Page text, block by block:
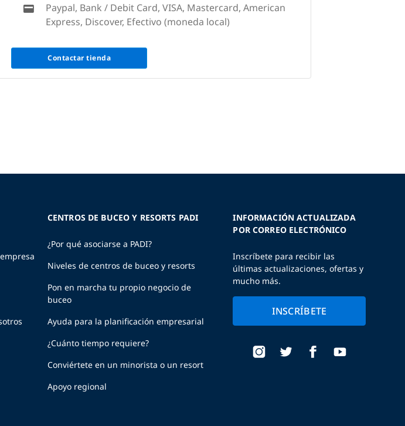
Paypal, Bank / Debit Card, VISA, Mastercard, American
Express, Discover, Efectivo (moneda local)
Contactar tienda
CENTROS DE BUCEO Y RESORTS PADI
¿Por qué asociarse a PADI?
Niveles de centros de buceo y resorts
Pon en marcha tu propio negocio de
buceo
Ayuda para la planificación empresarial
¿Cuánto tiempo requiere?
Conviértete en un minorista o un resort
Apoyo regional
INFORMACIÓN ACTUALIZADA
POR CORREO ELECTRÓNICO
Inscríbete para recibir las
últimas actualizaciones, ofertas y
mucho más.
INSCRÍBETE